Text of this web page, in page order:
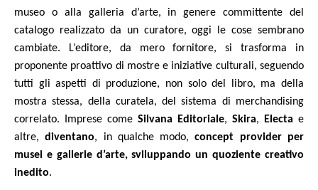
museo o alla galleria d’arte, in genere committente del
catalogo realizzato da un curatore, oggi le cose sembrano
cambiate. L’editore, da mero fornitore, si trasforma in
proponente proattivo di mostre e iniziative culturali, seguendo
tutti gli aspetti di produzione, non solo del libro, ma della
mostra stessa, della curatela, del sistema di merchandising
correlato. Imprese come Silvana Editoriale, Skira, Electa e
altre,diventano, in qualche modo,concept provider per
musei e gallerie d’arte, sviluppando un quoziente creativo
inedito.